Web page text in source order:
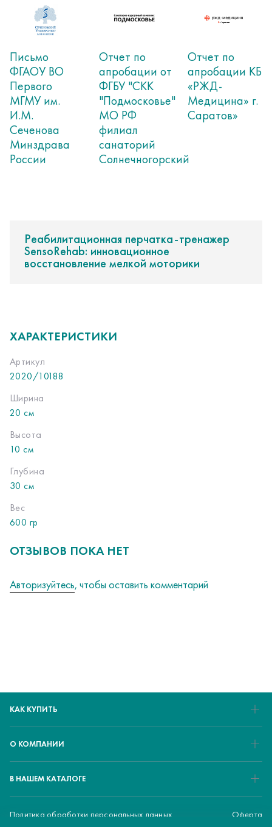
Письмо
ФГАОУ ВО
Первого
МГМУ им.
И.М.
Сеченова
Минздрава
России
Отчет по
апробации от
ФГБУ "СКК
"Подмосковье"
МО РФ
филиал
санаторий
Солнечногорский
Отчет по
апробации КБ
«РЖД-
Медицина» г.
Саратов»
Реабилитационная перчатка-тренажер
SensoRehab: инновационное
восстановление мелкой моторики
ХАРАКТЕРИСТИКИ
Артикул
2020/10188
Ширина
20 см
Высота
10 см
Глубина
30 см
Вес
600 гр
ОТЗЫВОВ ПОКА НЕТ
Авторизуйтесь, чтобы оставить комментарий
КАК КУПИТЬ
О КОМПАНИИ
В НАШЕМ КАТАЛОГЕ
Политика обработки персональных данных Оферта